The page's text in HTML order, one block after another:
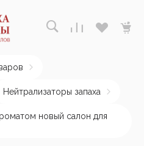
Нейтрализаторы запаха
новый салон для